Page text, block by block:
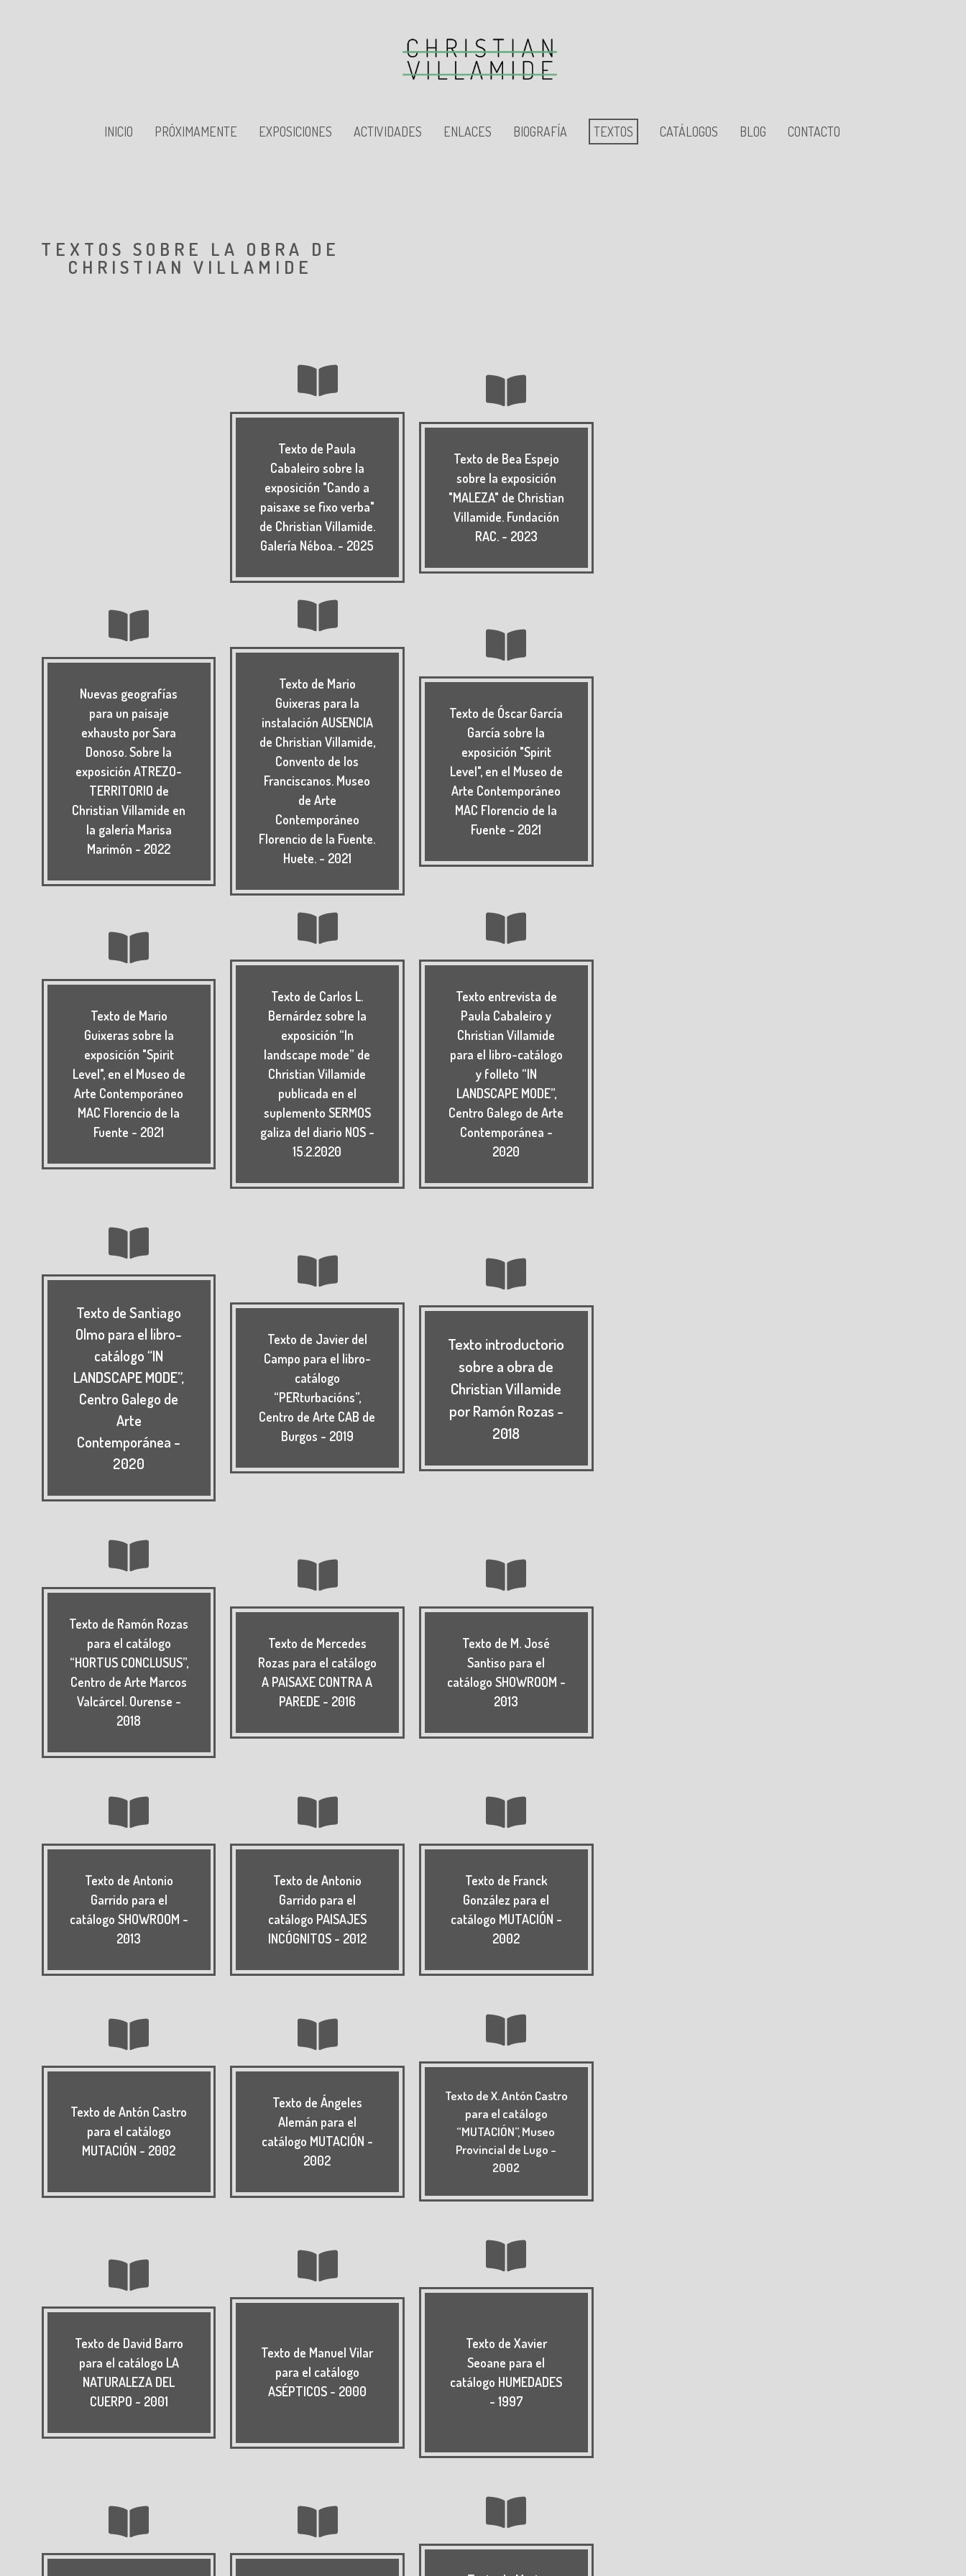
INICIO PRÓXIMAMENTE EXPOSICIONES ACTIVIDADES ENLACES BIOGRAFÍA TEXTOS CATÁLOGOS BLOG CONTACTO
TEXTOS SOBRE LA OBRA DE
CHRISTIAN VILLAMIDE
Texto de Paula
Cabaleiro sobre la
exposición "Cando a
paisaxe se fixo verba"
de Christian Villamide.
Galería Néboa. - 2025
Texto de Bea Espejo
sobre la exposición
"MALEZA" de Christian
Villamide. Fundación
RAC. - 2023
Nuevas geografías
para un paisaje
exhausto por Sara
Donoso. Sobre la
exposición ATREZO-
TERRITORIO de
Christian Villamide en
la galería Marisa
Marimón - 2022
Texto de Mario
Guixeras para la
instalación AUSENCIA
de Christian Villamide,
Convento de los
Franciscanos. Museo
de Arte
Contemporáneo
Florencio de la Fuente.
Huete. - 2021
Texto de Óscar García
García sobre la
exposición "Spirit
Level", en el Museo de
Arte Contemporáneo
MAC Florencio de la
Fuente - 2021
Texto de Mario
Guixeras sobre la
exposición "Spirit
Level", en el Museo de
Arte Contemporáneo
MAC Florencio de la
Fuente - 2021
Texto de Carlos L.
Bernárdez sobre la
exposición “In
landscape mode” de
Christian Villamide
publicada en el
suplemento SERMOS
galiza del diario NOS -
15.2.2020
Texto entrevista de
Paula Cabaleiro y
Christian Villamide
para el libro-catálogo
y folleto “IN
LANDSCAPE MODE”,
Centro Galego de Arte
Contemporánea -
2020
Texto de Santiago
Olmo para el libro-
catálogo “IN
LANDSCAPE MODE”,
Centro Galego de
Arte
Contemporánea -
2020
Texto de Javier del
Campo para el libro-
catálogo
“PERturbacións”,
Centro de Arte CAB de
Burgos - 2019
Texto introductorio
sobre a obra de
Christian Villamide
por Ramón Rozas -
2018
Texto de Ramón Rozas
para el catálogo
“HORTUS CONCLUSUS”,
Centro de Arte Marcos
Valcárcel. Ourense -
2018
Texto de Mercedes
Rozas para el catálogo
A PAISAXE CONTRA A
PAREDE - 2016
Texto de M. José
Santiso para el
catálogo SHOWROOM -
2013
Texto de Antonio
Garrido para el
catálogo SHOWROOM -
2013
Texto de Antonio
Garrido para el
catálogo PAISAJES
INCÓGNITOS - 2012
Texto de Franck
González para el
catálogo MUTACIÓN -
2002
Texto de Antón Castro
para el catálogo
MUTACIÓN - 2002
Texto de Ángeles
Alemán para el
catálogo MUTACIÓN -
2002
Texto de X. Antón Castro
para el catálogo
“MUTACIÓN”, Museo
Provincial de Lugo -
2002
Texto de David Barro
para el catálogo LA
NATURALEZA DEL
CUERPO - 2001
Texto de Manuel Vilar
para el catálogo
ASÉPTICOS - 2000
Texto de Xavier
Seoane para el
catálogo HUMEDADES
- 1997